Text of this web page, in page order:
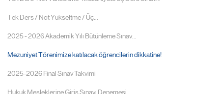
Tek Ders / Not Yükseltme / Üç...
2025 - 2026 Akademik Yılı Bütünleme Sınav...
Mezuniyet Törenimize katılacak öğrencilerin dikkatine!
2025-2026 Final Sınav Takvimi
Hukuk Mesleklerine Giriş Sınavı Denemesi